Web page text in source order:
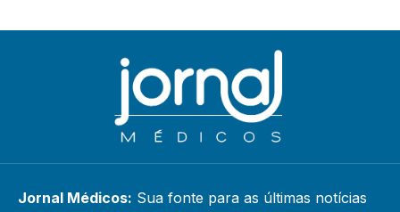
Jornal Médicos: Sua fonte para as últimas notícias